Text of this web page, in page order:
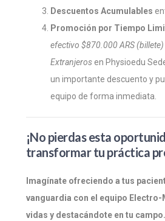
Descuentos Acumulables
Promoción por Tiempo
efectivo $870.000 ARS (billete)
Extranjerosen Physioedu
un importante descuento y
equipo de forma inmediata.
¡No pierdas esta
transformar tu práctica
Imagínate ofreciendo a tus
vanguardia con el equipo Electro-
vidas y destacándote en tu campo.